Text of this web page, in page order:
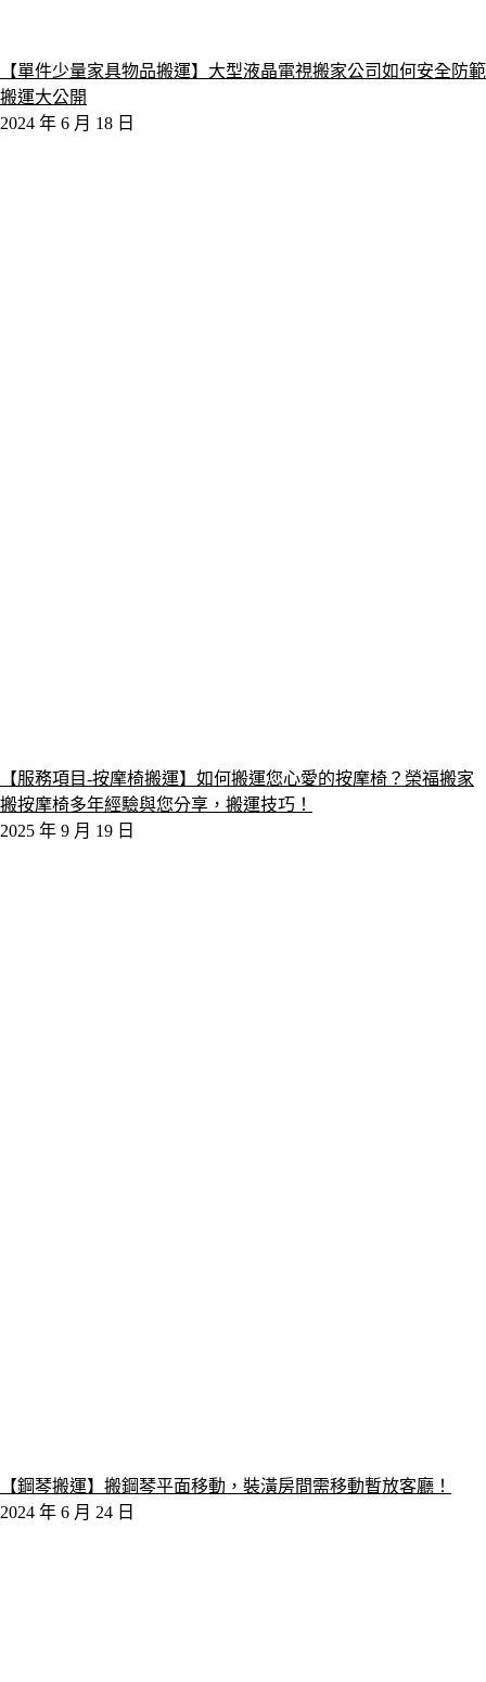
【單件少量家具物品搬運】大型液晶電視搬家公司如何安全防範
搬運大公開
2024 年 6 月 18 日
【服務項目-按摩椅搬運】如何搬運您心愛的按摩椅？榮福搬家
搬按摩椅多年經驗與您分享，搬運技巧！
2025 年 9 月 19 日
【鋼琴搬運】搬鋼琴平面移動，裝潢房間需移動暫放客廳！
2024 年 6 月 24 日